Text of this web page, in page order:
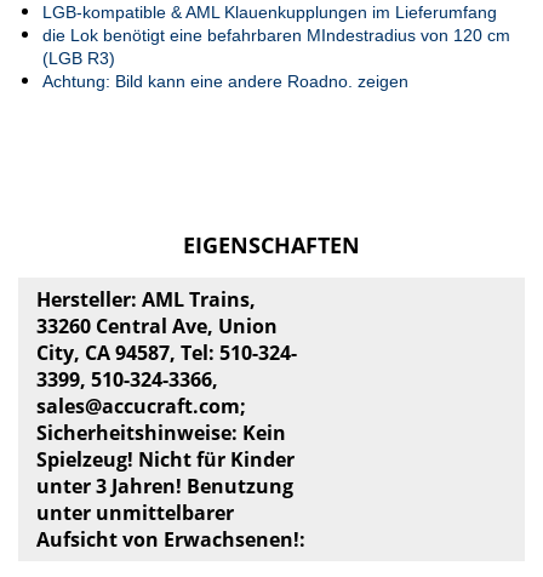
LGB-kompatible & AML Klauenkupplungen im Lieferumfang
die Lok benötigt eine befahrbaren MIndestradius von 120 cm
(LGB R3)
Achtung: Bild kann eine andere Roadno. zeigen
EIGENSCHAFTEN
Hersteller: AML Trains,
33260 Central Ave, Union
City, CA 94587, Tel: 510-324-
3399, 510-324-3366,
sales@accucraft.com;
Sicherheitshinweise: Kein
Spielzeug! Nicht für Kinder
unter 3 Jahren! Benutzung
unter unmittelbarer
Aufsicht von Erwachsenen!: